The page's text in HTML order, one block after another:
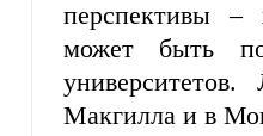
перспективы –
может быть
Макгилла и в